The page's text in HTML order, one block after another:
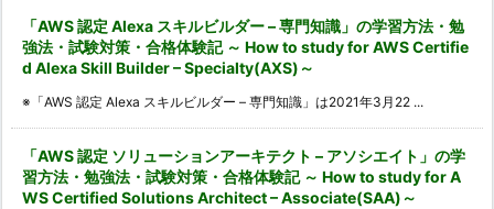
「AWS 認定 Alexa スキルビルダー – 専門知識」の学習方法・勉
強法・試験対策・合格体験記 ～ How to study for AWS Certifie
d Alexa Skill Builder – Specialty(AXS)～
※「AWS 認定 Alexa スキルビルダー – 専門知識」は2021年3月22 ...
「AWS 認定 ソリューションアーキテクト – アソシエイト」の学
習方法・勉強法・試験対策・合格体験記 ～ How to study for A
WS Certified Solutions Architect – Associate(SAA)～